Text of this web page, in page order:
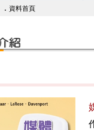
. 資料首頁